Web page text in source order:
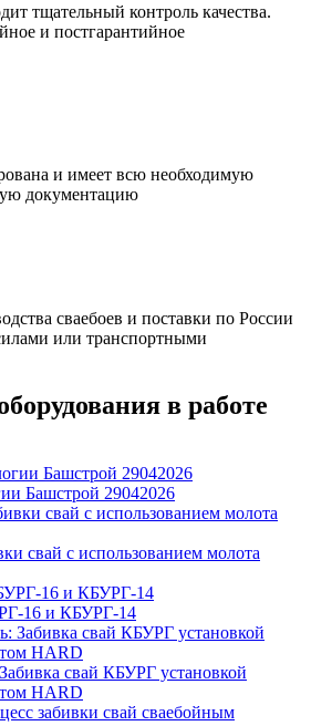
тщательный контроль качества.
и постгарантийное
и имеет всю необходимую
документацию
сваебоев и поставки по России
или транспортными
в работе
Башстрой 29042026
свай с использованием молота
16 и КБУРГ-14
свай КБУРГ установкой
HARD